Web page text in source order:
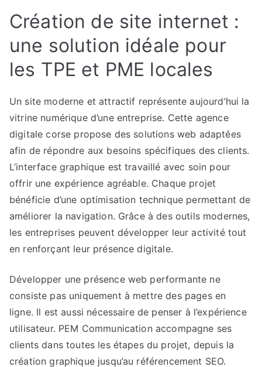
Création de site internet :
une solution idéale pour
les TPE et PME locales
Un site moderne et attractif représente aujourd’hui la
vitrine numérique d’une entreprise. Cette agence
digitale corse propose des solutions web adaptées
afin de répondre aux besoins spécifiques des clients.
L’interface graphique est travaillé avec soin pour
offrir une expérience agréable. Chaque projet
bénéficie d’une optimisation technique permettant de
améliorer la navigation. Grâce à des outils modernes,
les entreprises peuvent développer leur activité tout
en renforçant leur présence digitale.
Développer une présence web performante ne
consiste pas uniquement à mettre des pages en
ligne. Il est aussi nécessaire de penser à l’expérience
utilisateur. PEM Communication accompagne ses
clients dans toutes les étapes du projet, depuis la
création graphique jusqu’au référencement SEO.